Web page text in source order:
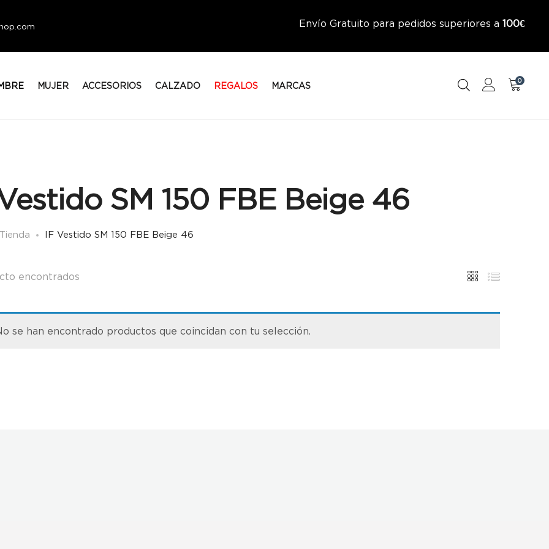
Envío Gratuito para pedidos superiores a 100€
MUJER ACCESORIOS CALZADO REGALOS MARCAS
0
SM 150 FBE Beige 46
Tienda IF Vestido SM 150 FBE Beige 46
encontrados
se han encontrado productos que coincidan con tu selección.